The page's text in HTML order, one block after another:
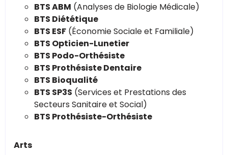
BTS ABM (Analyses de Biologie Médicale)
BTS Diététique
BTS ESF (Économie Sociale et Familiale)
BTS Opticien-Lunetier
BTS Podo-Orthésiste
BTS Prothésiste Dentaire
BTS Bioqualité
BTS SP3S (Services et Prestations des
Secteurs Sanitaire et Social)
BTS Prothésiste-Orthésiste
Arts